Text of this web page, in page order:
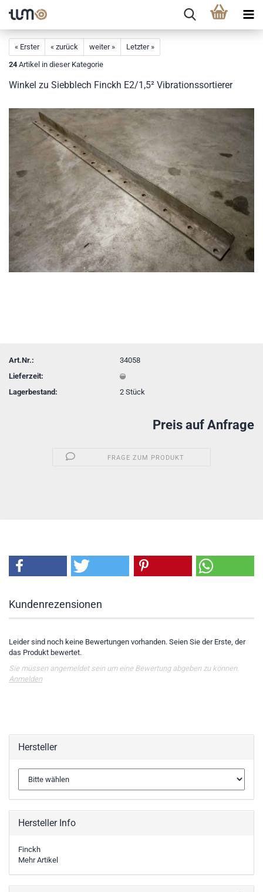
« Erster « zurück weiter »
Letzter »
24Artikel in dieser Kategorie
Winkel zu Siebblech Finckh E2/1,5² Vibrationssortierer
Art.Nr.:
34058
Lieferzeit:
Lagerbestand:
2Stück
Preis auf Anfrage
FRAGE ZUM PRODUKT
Kundenrezensionen
Leider sind noch keine Bewertungen vorhanden. Seien Sie der Erste, der
das Produkt bewertet.
Sie müssen angemeldet sein um eine Bewertung abgeben zu können.
Anmelden
Hersteller
Hersteller Info
Finckh
Mehr Artikel